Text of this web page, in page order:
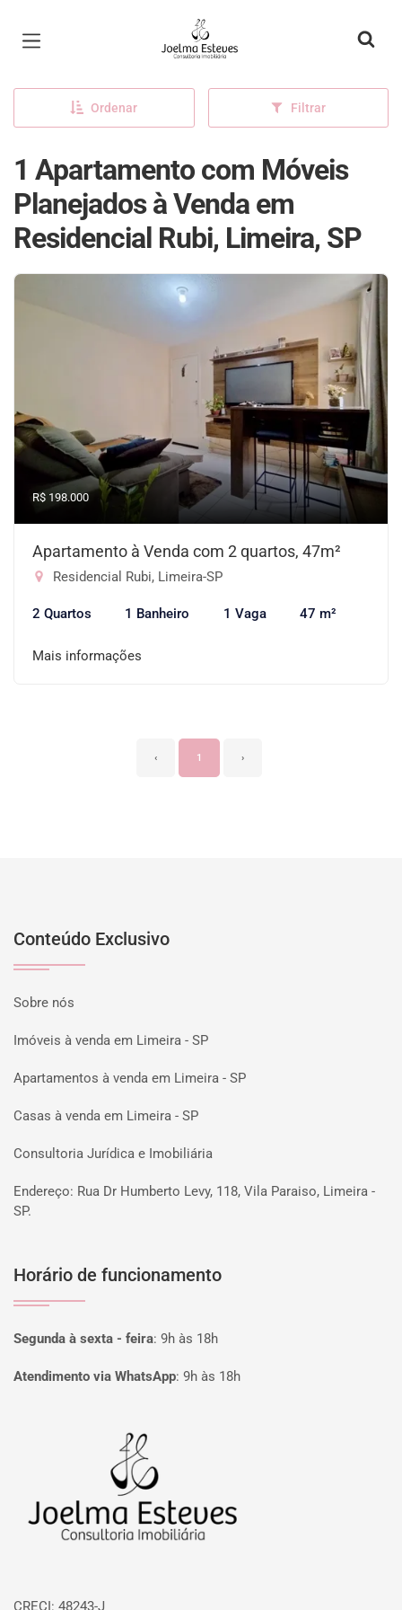
Página inicial
Ordenar Filtrar
1 Apartamento com Móveis
Planejados à Venda em
Residencial Rubi, Limeira, SP
R$ 198.000
Apartamento à Venda com 2 quartos, 47m²
Residencial Rubi, Limeira-SP
2 Quartos 1 Banheiro 1 Vaga 47 m²
Mais informações
‹ 1 ›
Conteúdo Exclusivo
Sobre nós
Imóveis à venda em Limeira - SP
Apartamentos à venda em Limeira - SP
Casas à venda em Limeira - SP
Consultoria Jurídica e Imobiliária
Endereço: Rua Dr Humberto Levy, 118, Vila Paraiso, Limeira -
SP.
Horário de funcionamento
Segunda à sexta - feira: 9h às 18h
Atendimento via WhatsApp: 9h às 18h
CRECI: 48243-J